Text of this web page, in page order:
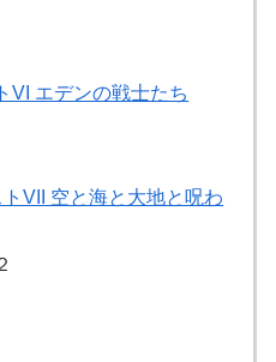
VI エデンの戦士たち
トVII 空と海と大地と呪わ